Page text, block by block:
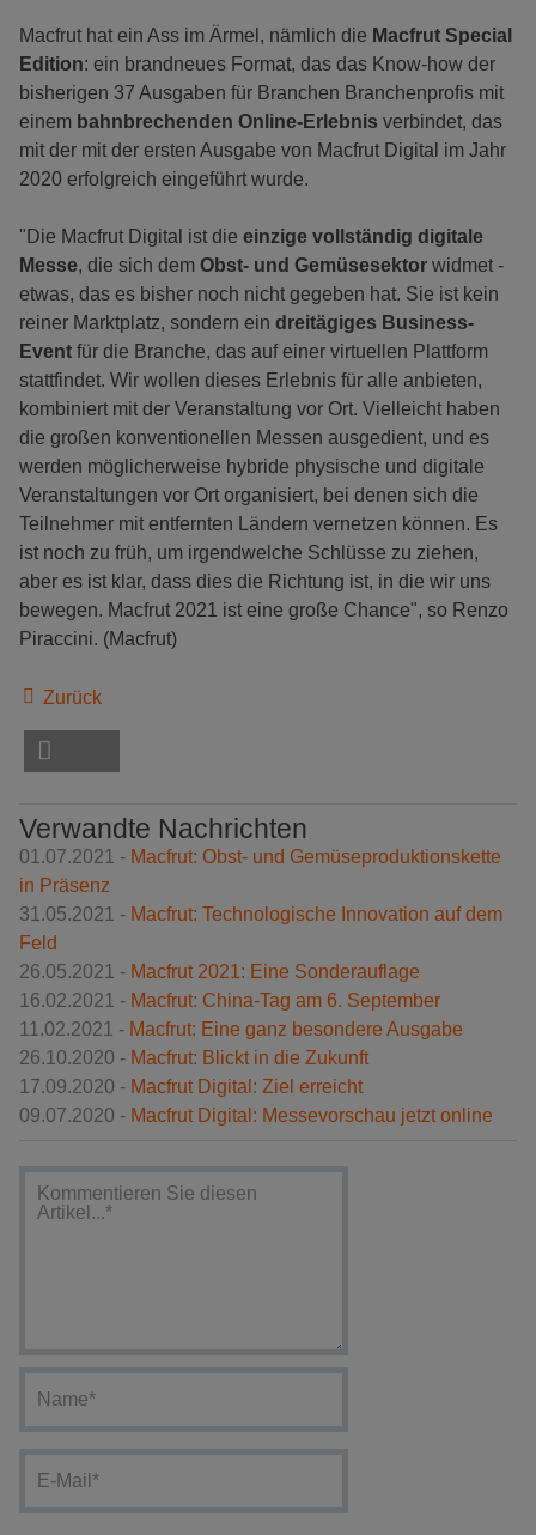
Macfrut hat ein Ass im Ärmel, nämlich die Macfrut Special
Edition: ein brandneues Format, das das Know-how der
bisherigen 37 Ausgaben für Branchen Branchenprofis mit
einem bahnbrechenden Online-Erlebnis verbindet, das
mit der mit der ersten Ausgabe von Macfrut Digital im Jahr
2020 erfolgreich eingeführt wurde.
"Die Macfrut Digital ist die einzige vollständig digitale
Messe, die sich dem Obst- und Gemüsesektor widmet -
etwas, das es bisher noch nicht gegeben hat. Sie ist kein
reiner Marktplatz, sondern ein dreitägiges Business-
Event für die Branche, das auf einer virtuellen Plattform
stattfindet. Wir wollen dieses Erlebnis für alle anbieten,
kombiniert mit der Veranstaltung vor Ort. Vielleicht haben
die großen konventionellen Messen ausgedient, und es
werden möglicherweise hybride physische und digitale
Veranstaltungen vor Ort organisiert, bei denen sich die
Teilnehmer mit entfernten Ländern vernetzen können. Es
ist noch zu früh, um irgendwelche Schlüsse zu ziehen,
aber es ist klar, dass dies die Richtung ist, in die wir uns
bewegen. Macfrut 2021 ist eine große Chance", so Renzo
Piraccini. (Macfrut)
Zurück
Verwandte Nachrichten
01.07.2021 - Macfrut: Obst- und Gemüseproduktionskette
in Präsenz
31.05.2021 - Macfrut: Technologische Innovation auf dem
Feld
26.05.2021 - Macfrut 2021: Eine Sonderauflage
16.02.2021 - Macfrut: China-Tag am 6. September
11.02.2021 - Macfrut: Eine ganz besondere Ausgabe
26.10.2020 - Macfrut: Blickt in die Zukunft
17.09.2020 - Macfrut Digital: Ziel erreicht
09.07.2020 - Macfrut Digital: Messevorschau jetzt online